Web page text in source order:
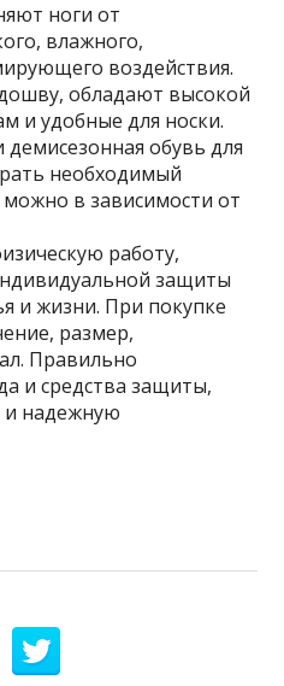
ноги от
влажного,
воздействия.
обладают высокой
и удобные для носки.
демисезонная обувь для
необходимый
в зависимости от
работу,
защиты
и жизни. При покупке
размер,
Правильно
и средства защиты,
и надежную